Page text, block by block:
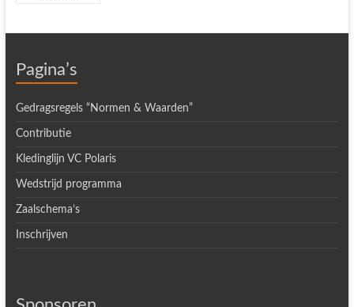
Pagina’s
Gedragsregels “Normen & Waarden”
Contributie
Kledinglijn VC Polaris
Wedstrijd programma
Zaalschema’s
Inschrijven